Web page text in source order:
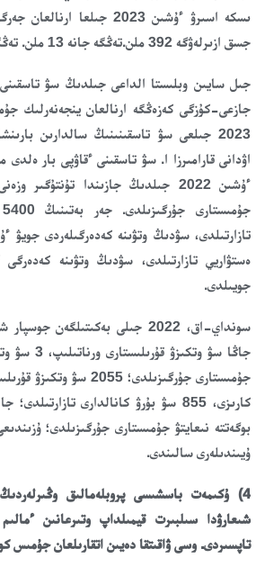
جسق ازىرلەۋگە 392 ملن.تەڭگە جانە 13 ملن. تەڭگە ءبولىندى.
جىل سايىن وبلىستا الداعى جىلدىڭ سۋ تاسقىنى
جازعى-كۇزگى كەزەڭگە ارنالعان ينجەنەرلىك
2023 جىلعى سۋ تاسقىنىنىڭ سالدارىن
اۋدانى قارامىرزا ا. سۋ تاسقىنى ءقاۋپى بار
ءۇشىن 2022 جىلدىڭ جازىندا
تازارتىلدى، سۋدىڭ وتۋىنە كەدەرگىلەردى جويۋ
ەستۋاريي تازارتىلدى، سۋدىڭ وتۋىنە كەدەرگى
جويىلدى.
جاڭا سۋ
ۇيىندىلەرى سالىندى.
4) ۇكىمەت باسشىسى پروبلەمالىق
شىعارۋدا سىلبىرت قيمىلداپ وتىرعانىن
تاپسىردى. وسى ۋاقىتقا دەيىن اتقارىلعان جۇمىس